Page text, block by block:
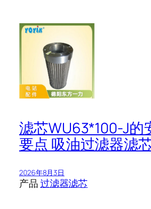
滤芯WU63*100-J的
要点 吸油过滤器滤
2026年8月3日
产品过滤器滤芯